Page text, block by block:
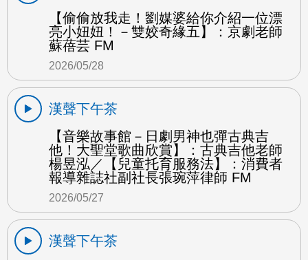
【偷偷放我走！劉媒婆給你介紹一位漂
亮小妞妞！－雙姣奇緣五】：京劇老師
蘇蓓芸 FM
2026/05/28
漢聲下午茶
【音樂故事館－日劇男神也彈古典吉
他！大聖堂歌曲欣賞】：古典吉他老師
楊昱泓／【兒童托育服務法】：消費者
報導雜誌社副社長張琬萍律師 FM
2026/05/27
漢聲下午茶